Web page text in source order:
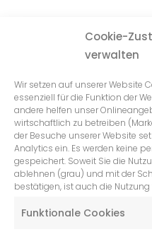
Cookie-
verwalten
Wir setzen auf unserer Website
essenziell für die Funktion der
andere helfen unser
wirtschaftlich zu betreiben
der Besuche unserer Website
Analytics ein. Es werden keine
gespeichert. Soweit Sie die
ablehnen (grau) und mit der
bestätigen, ist auch die
Funktionale Cookies